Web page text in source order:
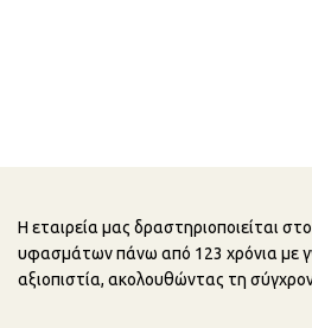
Η εταιρεία μας δραστηριοποιείται
υφασμάτων πάνω από 123 χρόνια με
αξιοπιστία, ακολουθώντας τη